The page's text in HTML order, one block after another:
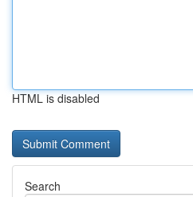
HTML is disabled
Search